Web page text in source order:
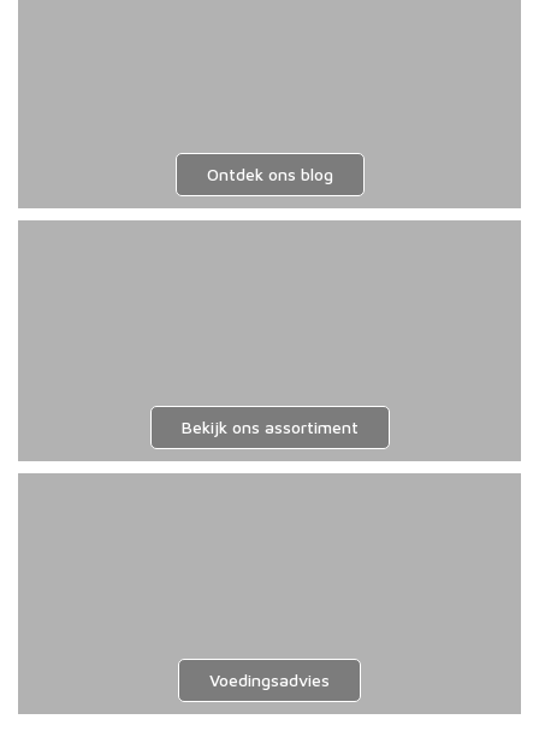
Ontdek ons blog
Bekijk ons assortiment
Voedingsadvies